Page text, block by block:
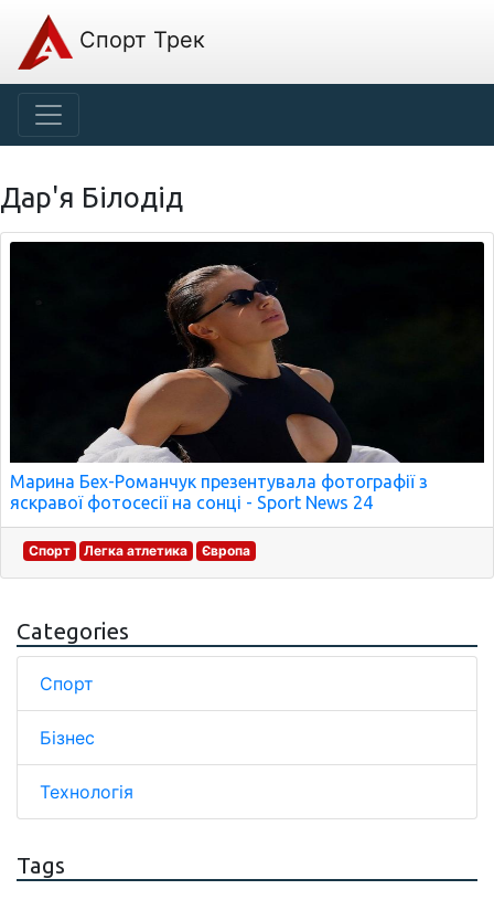
Спорт Трек
Дар'я Білодід
Марина Бех-Романчук презентувала фотографії з
яскравої фотосесії на сонці - Sport News 24
Спорт Легка атлетика Європа
Categories
Спорт
Бізнес
Технологія
Tags